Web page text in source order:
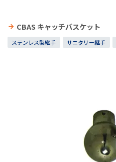
CBAS キャッチバスケット
ステンレス製継手 サニタリー継手